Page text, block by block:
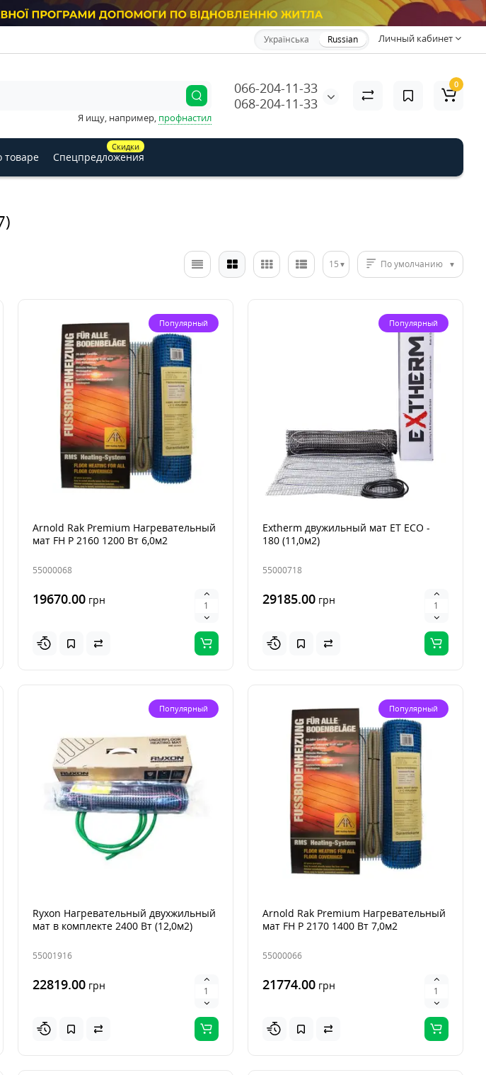
Личный кабинет
Українська Russian
066-204-11-33
068-204-11-33
Я ищу, например, профнастил
0
15 По умолчанию
Популярный
Arnold Rak Premium Нагревательный
мат FH Р 2160 1200 Вт 6,0м2
55000068
19670.00грн
Популярный
Extherm двужильный мат ET ECO -
180 (11,0м2)
55000718
29185.00грн
Популярный
Ryxon Нагревательный двухжильный
мат в комплекте 2400 Вт (12,0м2)
55001916
22819.00грн
Популярный
Arnold Rak Premium Нагревательный
мат FH Р 2170 1400 Вт 7,0м2
55000066
21774.00грн
Скидки
Спецпредложения